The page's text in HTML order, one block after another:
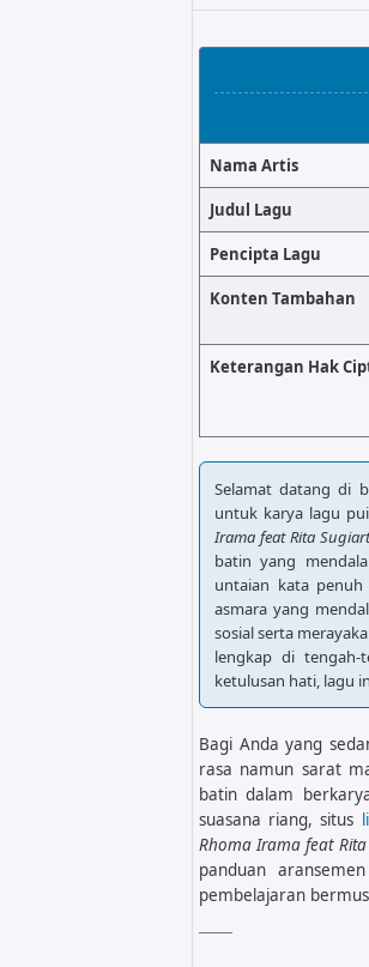
Nama Artis
Judul Lagu
Pencipta Lagu
Konten Tambahan
Keterangan Hak
Selamat datang di
untuk karya lagu
Irama feat Rita
batin yang
untaian kata
asmara yang
sosial serta
lengkap di tengah-
ketulusan hati, lagu
Bagi Anda yang
rasa namun sarat
batin dalam
suasana riang, situs
Rhoma Irama feat
panduan
pembelajaran